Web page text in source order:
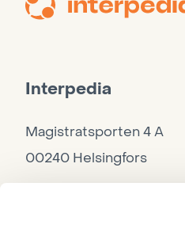
Interpedia
Magistratsporten 4 A
00240 Helsingfors